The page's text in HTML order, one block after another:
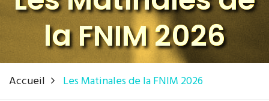
la FNIM 2026
Accueil Les Matinales de la FNIM 2026